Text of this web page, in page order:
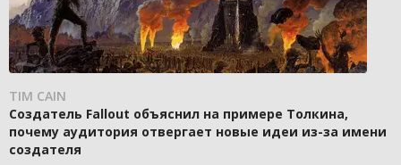
TIM CAIN
Создатель Fallout объяснил на примере Толкина,
почему аудитория отвергает новые идеи из-за имени
создателя